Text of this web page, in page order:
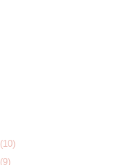
(10)
(9)